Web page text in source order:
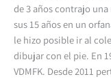
de 3 años contrajo
sus 15 años en un
le hizo posible ir al
dibujar con el pie. En
VDMFK. Desde 2011